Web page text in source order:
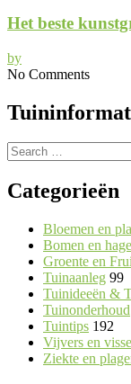
Het beste
by
No Comments
Search
for:
Categorieën
Bloemen en
Bomen en
Groente en
Tuinaanleg 99
Tuinideeën &
Tuinonderhoud
Tuintips 192
Vijvers en
Ziekte en